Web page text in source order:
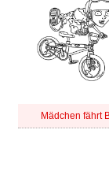
Mädchen fährt